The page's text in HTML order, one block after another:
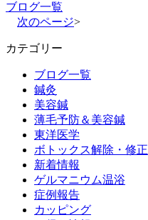
ブログ一覧
次のページ>
カテゴリー
ブログ一覧
鍼灸
美容鍼
薄毛予防＆美容鍼
東洋医学
ボトックス解除・修正
新着情報
ゲルマニウム温浴
症例報告
カッピング